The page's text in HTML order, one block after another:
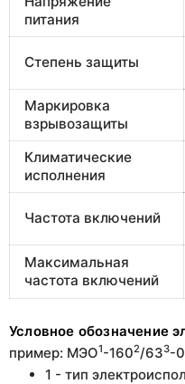
питания
Степень защиты
Маркировка
взрывозащиты
Климатические
исполнения
Частота включений
Максимальная
частота включений
Условное обозначение
пример: МЭО1-1602/633-
1 - тип